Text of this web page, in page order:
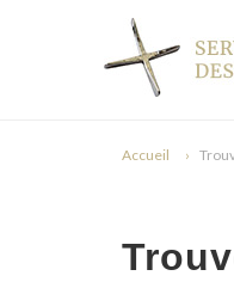
Accueil